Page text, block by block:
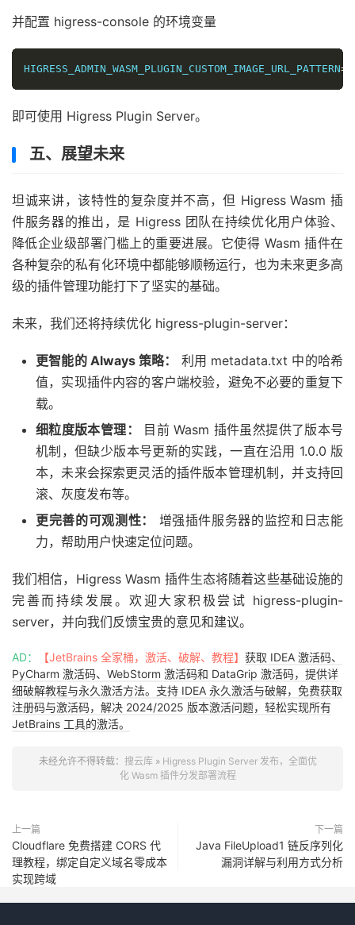
并配置 higress-console 的环境变量
HIGRESS_ADMIN_WASM_PLUGIN_CUSTOM_IMAGE_URL_PATTERN=
即可使用 Higress Plugin Server。
五、展望未来
坦诚来讲，该特性的复杂度并不高，但 Higress Wasm 插
件服务器的推出，是 Higress 团队在持续优化用户体验、
降低企业级部署门槛上的重要进展。它使得 Wasm 插件在
各种复杂的私有化环境中都能够顺畅运行，也为未来更多高
级的插件管理功能打下了坚实的基础。
未来，我们还将持续优化 higress-plugin-server：
更智能的 Always 策略：
利用 metadata.txt 中的哈希
值，实现插件内容的客户端校验，避免不必要的重复下
载。
细粒度版本管理：
目前 Wasm 插件虽然提供了版本号
机制，但缺少版本号更新的实践，一直在沿用 1.0.0 版
本，未来会探索更灵活的插件版本管理机制，并支持回
滚、灰度发布等。
更完善的可观测性：
增强插件服务器的监控和日志能
力，帮助用户快速定位问题。
我们相信，Higress Wasm 插件生态将随着这些基础设施的
完善而持续发展。欢迎大家积极尝试 higress-plugin-
server，并向我们反馈宝贵的意见和建议。
AD： 【JetBrains 全家桶，激活、破解、教程】 获取 IDEA 激活码、
PyCharm 激活码、WebStorm 激活码和 DataGrip 激活码，提供详
细破解教程与永久激活方法。支持 IDEA 永久激活与破解，免费获取
注册码与激活码，解决 2024/2025 版本激活问题，轻松实现所有
JetBrains 工具的激活。
未经允许不得转载： 搜云库» Higress Plugin Server 发布，全面优
化 Wasm 插件分发部署流程
上一篇
Cloudflare 免费搭建 CORS 代
理教程，绑定自定义域名零成本
实现跨域
下一篇
Java FileUpload1 链反序列化
漏洞详解与利用方式分析